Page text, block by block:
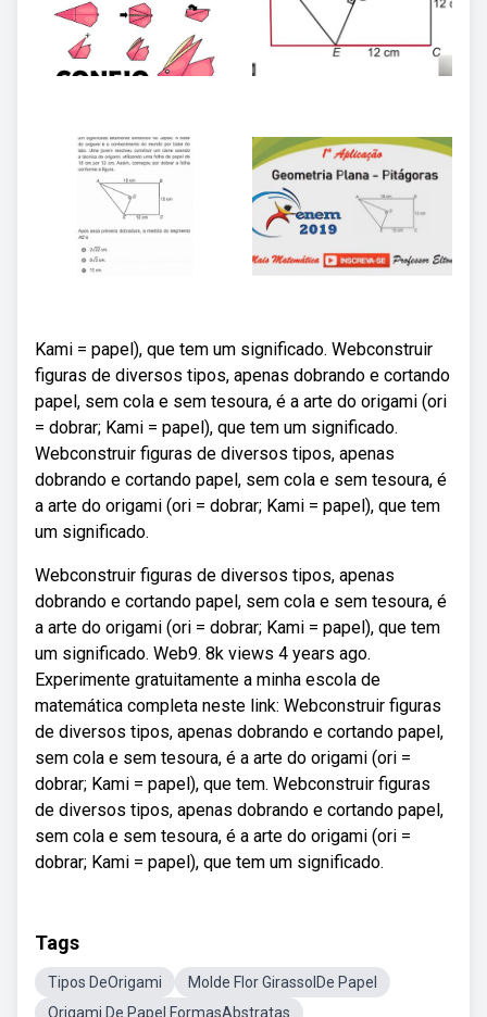
Kami = papel), que tem um significado. Webconstruir
figuras de diversos tipos, apenas dobrando e cortando
papel, sem cola e sem tesoura, é a arte do origami (ori
= dobrar; Kami = papel), que tem um significado.
Webconstruir figuras de diversos tipos, apenas
dobrando e cortando papel, sem cola e sem tesoura, é
a arte do origami (ori = dobrar; Kami = papel), que tem
um significado.
Webconstruir figuras de diversos tipos, apenas
dobrando e cortando papel, sem cola e sem tesoura, é
a arte do origami (ori = dobrar; Kami = papel), que tem
um significado. Web9. 8k views 4 years ago.
Experimente gratuitamente a minha escola de
matemática completa neste link: Webconstruir figuras
de diversos tipos, apenas dobrando e cortando papel,
sem cola e sem tesoura, é a arte do origami (ori =
dobrar; Kami = papel), que tem. Webconstruir figuras
de diversos tipos, apenas dobrando e cortando papel,
sem cola e sem tesoura, é a arte do origami (ori =
dobrar; Kami = papel), que tem um significado.
Tags
Tipos DeOrigami
Molde Flor GirassolDe Papel
Origami De Papel FormasAbstratas